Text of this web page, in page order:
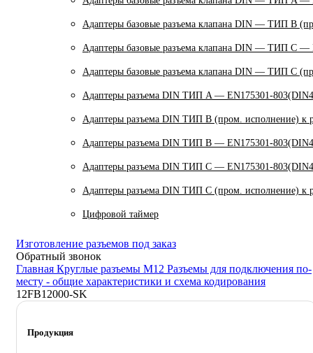
Адаптеры базовые разъема клапана DIN — ТИП B
Адаптеры базовые разъема клапана DIN — ТИП C —
Адаптеры базовые разъема клапана DIN — ТИП C
Адаптеры разъема DIN ТИП A — EN175301-
Адаптеры разъема DIN ТИП B (пром. исполнение) к
Адаптеры разъема DIN ТИП B — EN175301-
Адаптеры разъема DIN ТИП C — EN175301-
Адаптеры разъема DIN ТИП C (пром. исполнение) к
Цифровой таймер
Изготовление разъемов под заказ
Обратный звонок
Главная Круглые разъемы M12 Разъемы для подключения по-
месту - общие характеристики и схема кодирования
12FB12000-SK
Продукция